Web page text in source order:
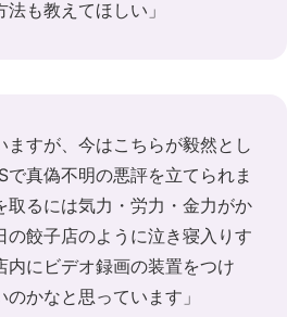
も教えてほしい」
ますが、今はこちらが毅然とし
で真偽不明の悪評を立てられま
取るには気力・労力・金力がか
の餃子店のように泣き寝入りす
内にビデオ録画の装置をつけ
かなと思っています」